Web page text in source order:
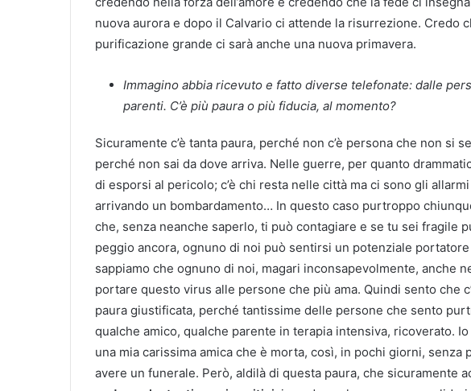
nuova aurora e dopo il Calvario ci attende la risurrezione. Credo
purificazione grande ci sarà anche una nuova primavera.
Immagino abbia ricevuto e fatto diverse telefonate: dalle
parenti. C’è più paura o più fiducia, al momento?
Sicuramente c’è tanta paura, perché non c’è persona che non si
perché non sai da dove arriva. Nelle guerre, per quanto
di esporsi al pericolo; c’è chi resta nelle città ma ci sono gli
arrivando un bombardamento… In questo caso purtroppo
che, senza neanche saperlo, ti può contagiare e se tu sei fragile
peggio ancora, ognuno di noi può sentirsi un potenziale
sappiamo che ognuno di noi, magari inconsapevolmente, anche
portare questo virus alle persone che più ama. Quindi sento che
paura giustificata, perché tantissime delle persone che sento
qualche amico, qualche parente in terapia intensiva, ricoverato. Io
una mia carissima amica che è morta, così, in pochi giorni,
avere un funerale. Però, aldilà di questa paura, che sicuramente